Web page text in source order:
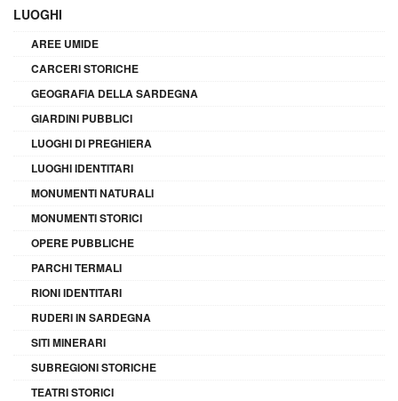
LUOGHI
AREE UMIDE
CARCERI STORICHE
GEOGRAFIA DELLA SARDEGNA
GIARDINI PUBBLICI
LUOGHI DI PREGHIERA
LUOGHI IDENTITARI
MONUMENTI NATURALI
MONUMENTI STORICI
OPERE PUBBLICHE
PARCHI TERMALI
RIONI IDENTITARI
RUDERI IN SARDEGNA
SITI MINERARI
SUBREGIONI STORICHE
TEATRI STORICI